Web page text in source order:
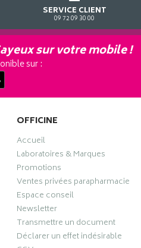
SERVICE CLIENT
09 72 09 30 00
sur votre mobile !
sur :
OFFICINE
Accueil
Laboratoires & Marques
Promotions
Ventes privées parapharmacie
Espace conseil
Newsletter
Transmettre un document
Déclarer un effet indésirable